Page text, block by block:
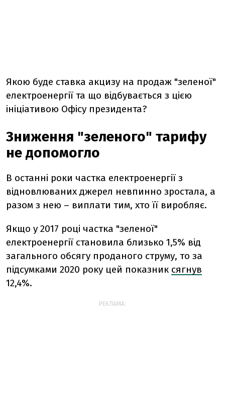
Якою буде ставка акцизу на продаж "зеленої"
електроенергії та що відбувається з цією
ініціативою Офісу президента?
Зниження "зеленого" тарифу
не допомогло
В останні роки частка електроенергії з
відновлюваних джерел невпинно зростала, а
разом з нею – виплати тим, хто її виробляє.
Якщо у 2017 році частка "зеленої"
електроенергії становила близько 1,5% від
загального обсягу проданого струму, то за
підсумками 2020 року цей показник сягнув
12,4%.
РЕКЛАМА: